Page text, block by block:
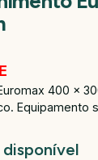
400 x
Equipamento